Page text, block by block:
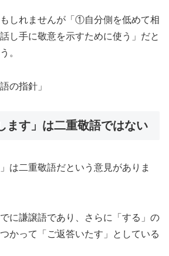
しれませんが「①自分側を低めて相
し手に敬意を示すために使う」だと
。
の指針」
ます」は二重敬語ではない
は二重敬語だという意見がありま
に謙譲語であり、さらに「する」の
かって「ご返答いたす」としている